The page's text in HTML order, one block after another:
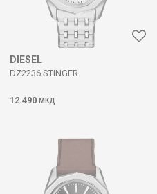
DIESEL
DZ2236 STINGER
12.490 МКД